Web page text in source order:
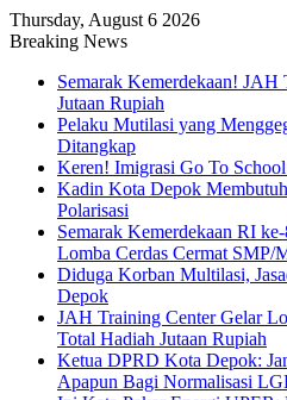
Thursday, August 6 2026
Breaking News
Semarak Kemerdekaan! JAH
Jutaan Rupiah
Pelaku Mutilasi yang
Ditangkap
Keren! Imigrasi Go To
Kadin Kota Depok
Polarisasi
Semarak Kemerdekaan RI
Lomba Cerdas Cermat SMP/
Diduga Korban Multilasi,
Depok
JAH Training Center Gelar
Total Hadiah Jutaan Rupiah
Ketua DPRD Kota Depok:
Apapun Bagi Normalisasi